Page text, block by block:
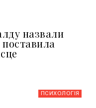
назвали
ПСИХОЛОГІЯ